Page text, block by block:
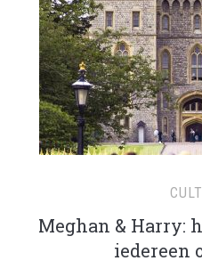
Meghan & Harry:
iedereen